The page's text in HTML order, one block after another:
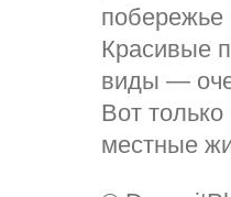
Красивые
виды —
Вот
местные